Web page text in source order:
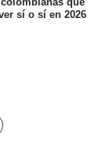
sí o sí en 2026